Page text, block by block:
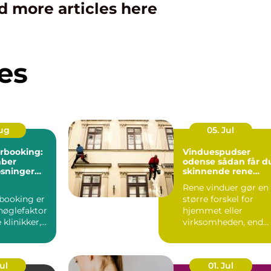
more articles here
er
klinikker,
05. Jul
Vinduespudser
odense sådan får du
skinnende rene
Rene vinduer gør en
større forskel for
hjemmet eller
virksomheden, end
Lysindfaldet bliv...
01. Jul